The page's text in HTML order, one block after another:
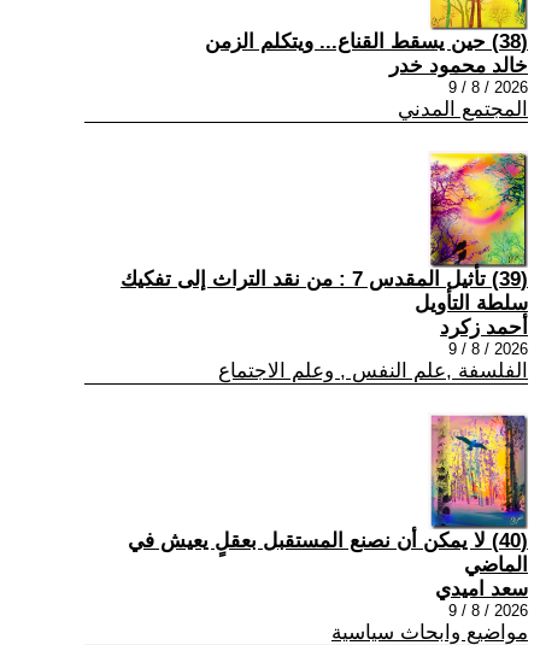
(38) حين يسقط القناع... ويتكلم الزمن
خالد محمود خدر
2026 / 8 / 9
المجتمع المدني
(39) تأثيل المقدس 7 : من نقد التراث إلى تفكيك
سلطة التأويل
أحمد زكرد
2026 / 8 / 9
الفلسفة ,علم النفس , وعلم الاجتماع
(40) لا يمكن أن نصنع المستقبل بعقلٍ يعيش في
الماضي
سعد اميدي
2026 / 8 / 9
مواضيع وابحاث سياسية